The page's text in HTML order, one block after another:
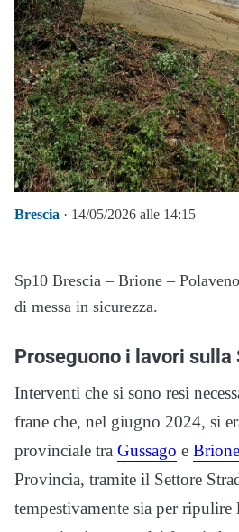
Brescia · 14/05/2026 alle 14:15
Sp10 Brescia – Brione –
di messa in sicurezza.
Proseguono i lavori sulla
Interventi che si sono resi
frane che, nel giugno 2024, si
provinciale tra Gussago e Brione
Provincia, tramite il Settore
tempestivamente sia per ripulire